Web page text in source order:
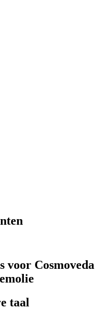
voor Cosmoveda
taal